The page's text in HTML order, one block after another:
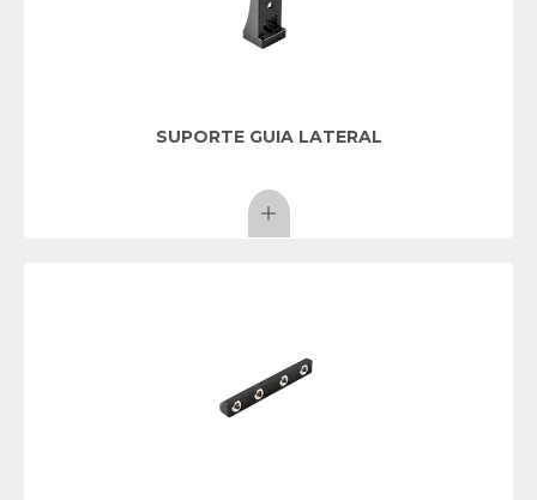
SUPORTE GUIA LATERAL